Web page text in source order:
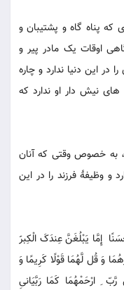
پناه گاه و پشتیبان و
اوقات یک مادر پیر و
این دنیا ندارد و چاره
نیش دار او ندارد که
به خصوص وقتی که آنان
و وظیفۀ فرزند را در این
إِمَّا یَبْلُغَنَّ عِندَکَ الْکِبرََ
وَ قُل لَّهُمَا قَوْلًا کَرِیمًا وَ
ارْحَمْهُمَا کَمَا رَبَّیَانیِ